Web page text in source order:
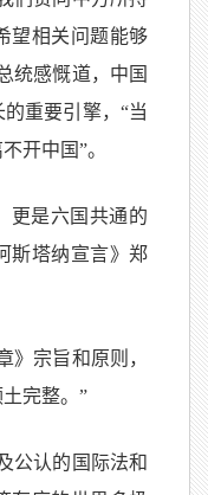
望相关问题能够
统感慨道，中国
重要引擎，“当
开中国”。
更是六国共通的
斯塔纳宣言》郑
》宗旨和原则，
完整。”
公认的国际法和